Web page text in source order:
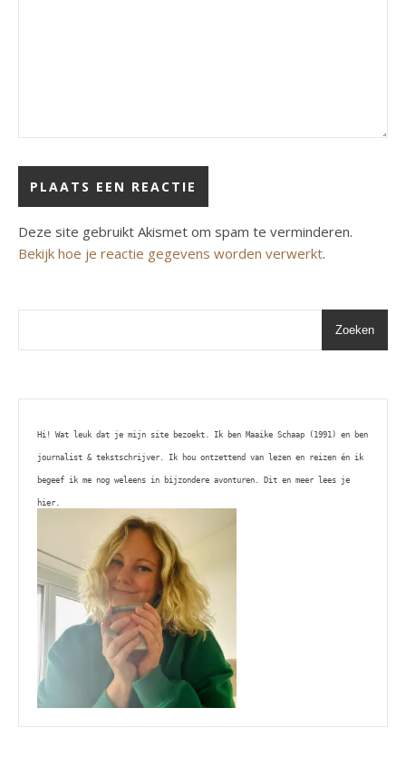
Deze site gebruikt Akismet om spam te verminderen.
Bekijk hoe je reactie gegevens worden verwerkt.
Zoeken
Hi! Wat leuk dat je mijn site bezoekt. Ik ben Maaike Schaap (1991) en ben
journalist & tekstschrijver. Ik hou ontzettend van lezen en reizen én ik
begeef ik me nog weleens in bijzondere avonturen. Dit en meer lees je
hier.